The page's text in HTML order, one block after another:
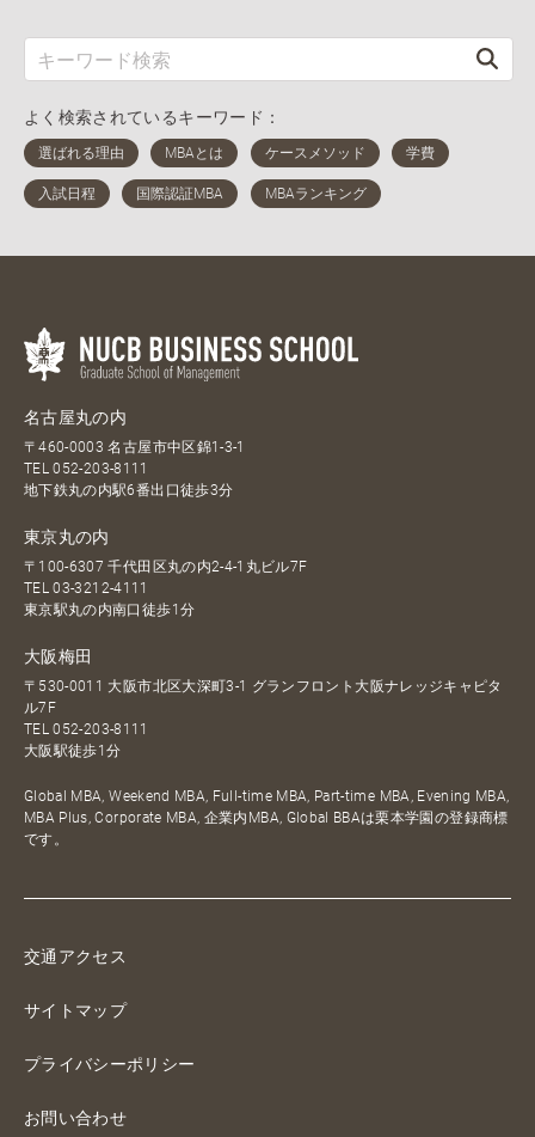
よく検索されているキーワード：
名古屋丸の内
〒460-0003 名古屋市中区錦1-3-1
TEL052-203-8111
地下鉄丸の内駅6番出口徒歩3分
東京丸の内
〒100-6307 千代田区丸の内2-4-1丸ビル7F
TEL03-3212-4111
東京駅丸の内南口徒歩1分
大阪梅田
〒530-0011 大阪市北区大深町3-1 グランフロント大阪ナレッジキャピタ
ル7F
TEL052-203-8111
大阪駅徒歩1分
Global MBA, Weekend MBA, Full-time MBA, Part-time MBA, Evening MBA,
MBA Plus, Corporate MBA, 企業内MBA, Global BBAは栗本学園の登録商標
です。
交通アクセス
サイトマップ
プライバシーポリシー
お問い合わせ